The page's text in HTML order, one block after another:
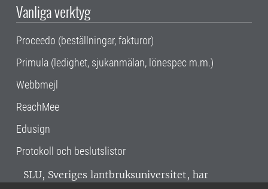
Vanliga verktyg
Proceedo (beställningar, fakturor)
Primula (ledighet, sjukanmälan, lönespec m.m.)
Webbmejl
ReachMee
Edusign
Protokoll och beslutslistor
SLU, Sveriges lantbruksuniversitet, har